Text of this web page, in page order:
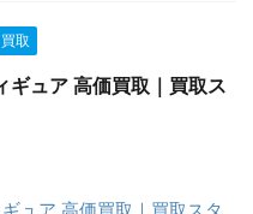
取
ギュア 高価買取｜買取ス